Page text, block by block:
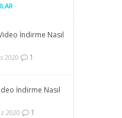
İndirme Nasıl
2020 1
İndirme Nasıl
2020 1